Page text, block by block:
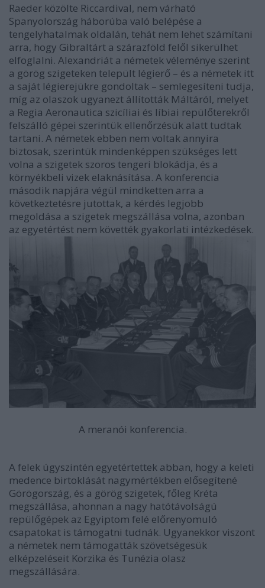
Raeder közölte Riccardival, nem várható
Spanyolország háborúba való belépése a
tengelyhatalmak oldalán, tehát nem lehet számítani
arra, hogy Gibraltárt a szárazföld felől sikerülhet
elfoglalni. Alexandriát a németek véleménye szerint
a görög szigeteken települt légierő – és a németek itt
a saját légierejükre gondoltak – semlegesíteni tudja,
míg az olaszok ugyanezt állították Máltáról, melyet
a Regia Aeronautica szicíliai és líbiai repülőterekről
felszálló gépei szerintük ellenőrzésük alatt tudtak
tartani. A németek ebben nem voltak annyira
biztosak, szerintük mindenképpen szükséges lett
volna a szigetek szoros tengeri blokádja, és a
környékbeli vizek elaknásítása. A konferencia
második napjára végül mindketten arra a
következtetésre jutottak, a kérdés legjobb
megoldása a szigetek megszállása volna, azonban
az egyetértést nem követték gyakorlati intézkedések.
A meranói konferencia.
A felek úgyszintén egyetértettek abban, hogy a keleti
medence birtoklását nagymértékben elősegítené
Görögország, és a görög szigetek, főleg Kréta
megszállása, ahonnan a nagy hatótávolságú
repülőgépek az Egyiptom felé előrenyomuló
csapatokat is támogatni tudnák. Ugyanekkor viszont
a németek nem támogatták szövetségesük
elképzeléseit Korzika és Tunézia olasz
megszállására.